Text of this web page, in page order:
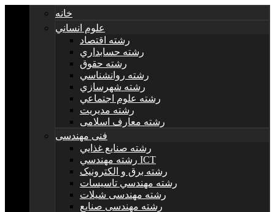
خانه
علوم انساني
رشته اقتصاد
رشته حسابداري
رشته حقوق
رشته روانشناسي
رشته شهرسازي
رشته علوم اجتماعي
رشته مديريت
رشته معارف اسلامی
فنی مهندسی
رشته صنايع غذايي
رشته مهندسي ICT
رشته برق و الکترونيک
رشته مهندسي تاسيسات
رشته مهندسی شیلات
رشته مهندسی صنایع